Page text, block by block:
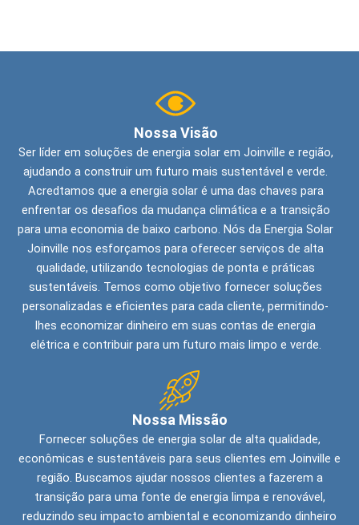
Nossa Visão
Ser líder em soluções de energia solar em Joinville e região,
ajudando a construir um futuro mais sustentável e verde.
Acredtamos que a energia solar é uma das chaves para
enfrentar os desafios da mudança climática e a transição
para uma economia de baixo carbono. Nós da Energia Solar
Joinville nos esforçamos para oferecer serviços de alta
qualidade, utilizando tecnologias de ponta e práticas
sustentáveis. Temos como objetivo fornecer soluções
personalizadas e eficientes para cada cliente, permitindo-
lhes economizar dinheiro em suas contas de energia
elétrica e contribuir para um futuro mais limpo e verde.
Nossa Missão
Fornecer soluções de energia solar de alta qualidade,
econômicas e sustentáveis para seus clientes em Joinville e
região. Buscamos ajudar nossos clientes a fazerem a
transição para uma fonte de energia limpa e renovável,
reduzindo seu impacto ambiental e economizando dinheiro